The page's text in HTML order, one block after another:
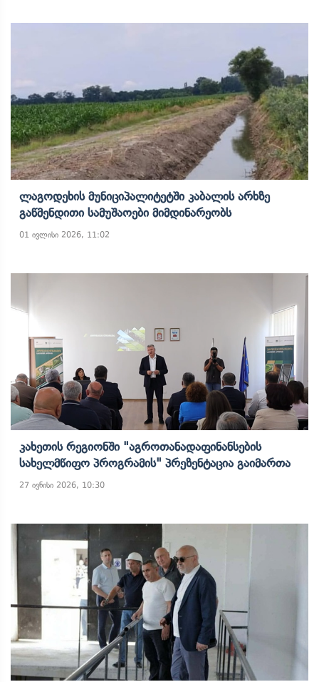
Ლაგოდეხის Მუნიციპალიტეტში Კაბალის Არხზე
Გაწმენდითი Სამუშაოები Მიმდინარეობს
01 ივლისი 2026, 11:02
Კახეთის Რეგიონში "აგროთანადაფინანსების
Სახელმწიფო Პროგრამის" Პრეზენტაცია Გაიმართა
27 ივნისი 2026, 10:30